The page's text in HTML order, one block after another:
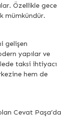
Özellikle gece
mümkündür.
gelişen
yapılar ve
taksi ihtiyacı
hem de
Cevat Paşa’da